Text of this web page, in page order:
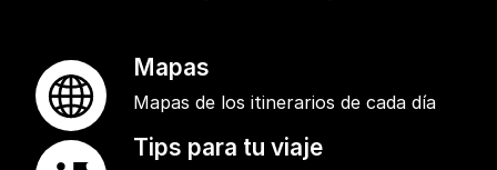
Mapas
Mapas de los itinerarios de cada día
Tips para tu viaje